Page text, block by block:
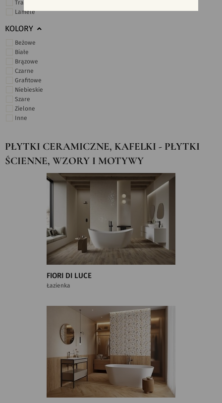
Trawertyn
Lamele
KOLORY
Beżowe
Białe
Brązowe
Czarne
Grafitowe
Niebieskie
Szare
Zielone
Inne
PŁYTKI CERAMICZNE, KAFELKI - PŁYTKI
ŚCIENNE, WZORY I MOTYWY
FIORI DI LUCE
Łazienka